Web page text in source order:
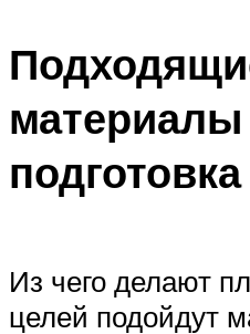
подготовка
Из чего делают
целей подойдут